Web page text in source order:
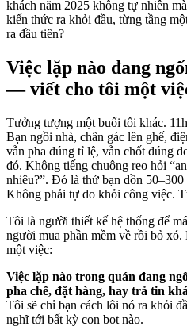
khách năm 2025 không tự nhiên
kiến thức ra khỏi đầu, từng tầng
ra đầu tiên?
Việc lặp nào đang
— viết cho tôi một
Tưởng tượng một buổi tối khác.
Bạn ngồi nhà, chân gác lên ghế,
vẫn pha đúng tỉ lệ, vẫn chốt đúng
đó. Không tiếng chuông reo hỏi
nhiêu?”. Đó là thứ bạn dồn
Không phải tự do khỏi công việc.
Tôi là người thiết kế hệ thống để
người mua phần mềm về rồi bỏ
một việc:
Việc lặp nào trong quán đang
pha chế, đặt hàng, hay trả tin
Tôi sẽ chỉ bạn cách lôi nó ra khỏi
nghĩ tới bất kỳ con bot nào.